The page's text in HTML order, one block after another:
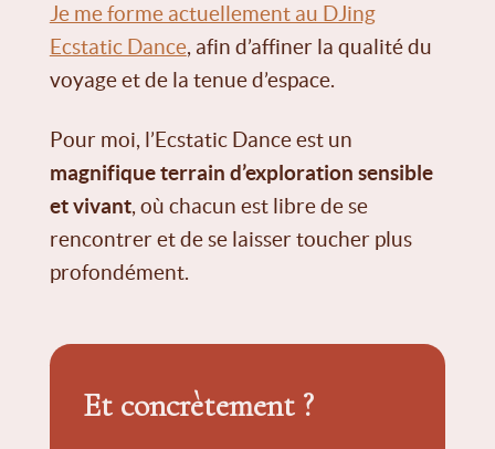
Je me forme actuellement au DJing
Ecstatic Dance, afin d’affiner la qualité du
voyage et de la tenue d’espace.
Pour moi, l’Ecstatic Dance est un
magnifique terrain d’exploration sensible
et vivant, où chacun est libre de se
rencontrer et de se laisser toucher plus
profondément.
Et concrètement ?